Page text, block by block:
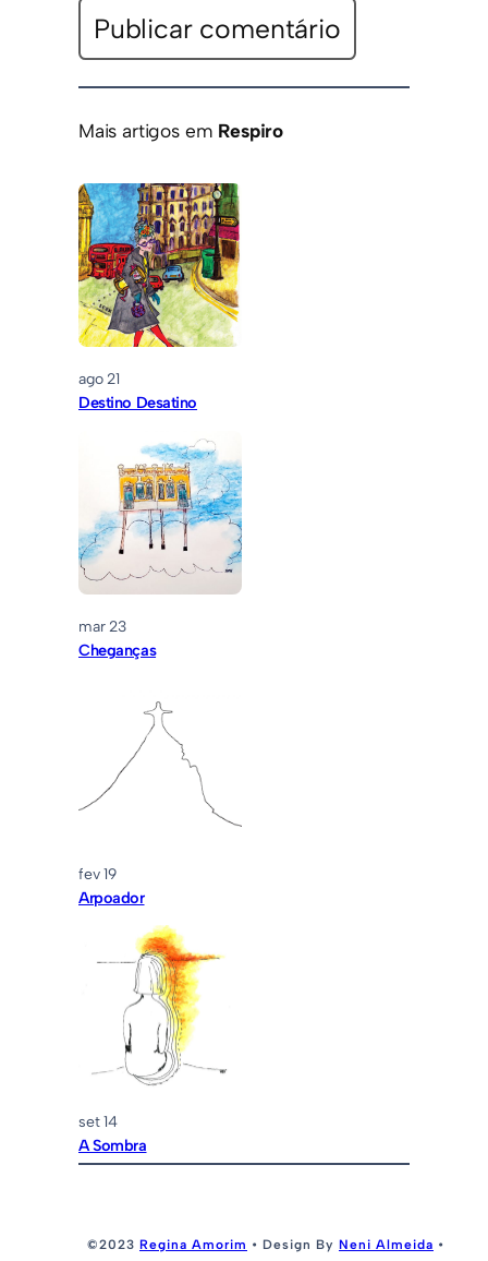
Mais artigos em Respiro
ago 21
Destino Desatino
mar 23
Cheganças
fev 19
Arpoador
set 14
A Sombra
©2023 Regina Amorim • Design By Neni Almeida •